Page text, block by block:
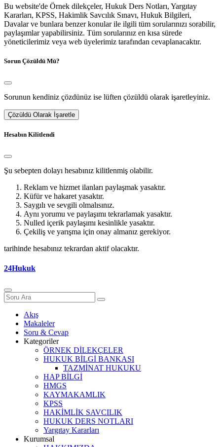
Bu website'de Örnek dilekçeler, Hukuk Ders Notları, Yargıtay
Kararları, KPSS, Hakimlik Savcılık Sınavı, Hukuk Bilgileri,
Davalar ve bunlara benzer konular ile ilgili tüm sorularınızı sorabilir,
paylaşımlar yapabilirsiniz. Tüm sorularınız en kısa sürede
yöneticilerimiz veya web üyelerimiz tarafından cevaplanacaktır.
Sorun Çözüldü Mü?
Sorunun kendiniz çözdünüz ise lüften çözüldü olarak işaretleyiniz.
Çözüldü Olarak İşaretle
Hesabın Kilitlendi
Şu sebepten dolayı hesabınız kilitlenmiş olabilir.
Reklam ve hizmet ilanları paylaşmak yasaktır.
Küfür ve hakaret yasaktır.
Saygılı ve sevgili olmalısınız.
Aynı yorumu ve paylaşımı tekrarlamak yasaktır.
Nulled içerik paylaşımı kesinlikle yasaktır.
Çekiliş ve yarışma için onay almanız gerekiyor.
tarihinde hesabınız tekrardan aktif olacaktır.
24Hukuk
Akış
Makaleler
Soru & Cevap
Kategoriler
ÖRNEK DİLEKÇELER
HUKUK BİLGİ BANKASI
TAZMİNAT HUKUKU
HAP BİLGİ
HMGS
KAYMAKAMLIK
KPSS
HAKİMLİK SAVCILIK
HUKUK DERS NOTLARI
Yargıtay Kararları
Kurumsal